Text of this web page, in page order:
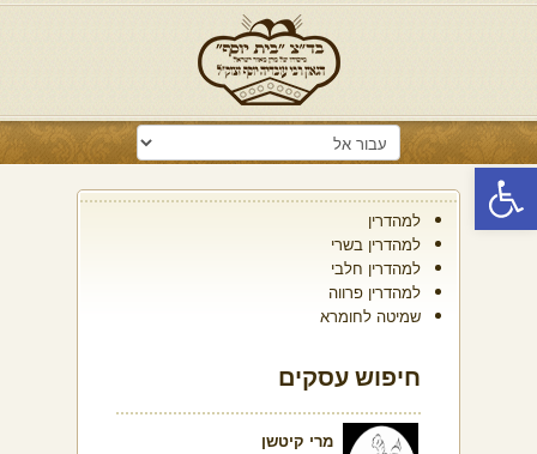
פתח סרגל נגישות
למהדרין
למהדרין בשרי
למהדרין חלבי
למהדרין פרווה
שמיטה לחומרא
חיפוש עסקים
מרי קיטשן